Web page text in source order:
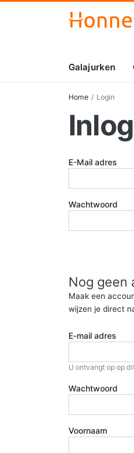
Galajurken
Home Login
E-Mail adres
Wachtwoord
Nog geen
Maak een
wijzen je direct
E-mail adres
U ontvangt op op
Wachtwoord
Voornaam